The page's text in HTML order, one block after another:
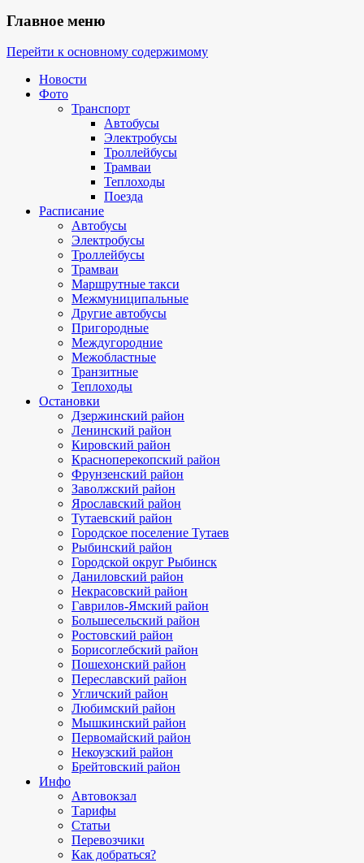
Главное меню
Перейти к основному содержимому
Новости
Фото
Транспорт
Автобусы
Электробусы
Троллейбусы
Трамваи
Теплоходы
Поезда
Расписание
Автобусы
Электробусы
Троллейбусы
Трамваи
Маршрутные такси
Межмуниципальные
Другие автобусы
Пригородные
Междугородние
Межобластные
Транзитные
Теплоходы
Остановки
Дзержинский район
Ленинский район
Кировский район
Красноперекопский район
Фрунзенский район
Заволжский район
Ярославский район
Тутаевский район
Городское поселение Тутаев
Рыбинский район
Городской округ Рыбинск
Даниловский район
Некрасовский район
Гаврилов-Ямский район
Большесельский район
Ростовский район
Борисоглебский район
Пошехонский район
Переславский район
Угличский район
Любимский район
Мышкинский район
Первомайский район
Некоузский район
Брейтовский район
Инфо
Автовокзал
Тарифы
Статьи
Перевозчики
Как добраться?